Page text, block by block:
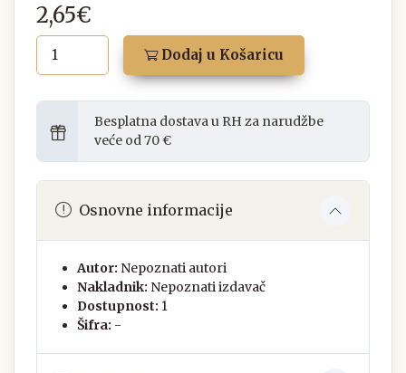
2,65€
Dodaj u Košaricu
Besplatna dostava u RH za narudžbe
veće od 70 €
Osnovne informacije
Autor: Nepoznati autori
Nakladnik: Nepoznati izdavač
Dostupnost: 1
Šifra: -